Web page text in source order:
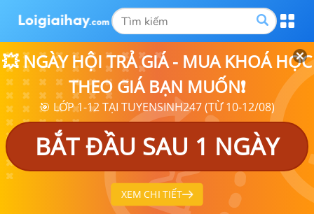
💥 NGÀY HỘI TRẢ GIÁ - MUA KHOÁ HỌC
THEO GIÁ BẠN MUỐN❗
🎯 LỚP 1-12 TẠI TUYENSINH247 (TỪ 10-12/08)
BẮT ĐẦU SAU 1 NGÀY
XEM CHI TIẾT